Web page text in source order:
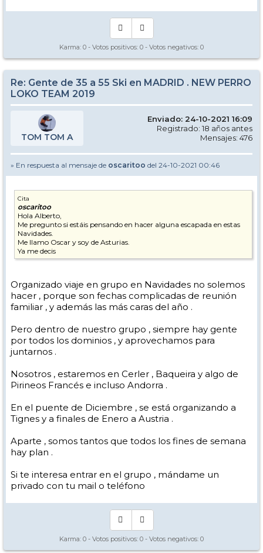
Karma: 0 - Votos positivos: 0 - Votos negativos: 0
Re: Gente de 35 a 55 Ski en MADRID . NEW PERRO
LOKO TEAM 2019
TOM TOM A
Enviado: 24-10-2021 16:09
Registrado: 18 años antes
Mensajes: 476
» En respuesta al mensaje de oscaritoo del 24-10-2021 00:46
Cita
oscaritoo
Hola Alberto,
Me pregunto si estáis pensando en hacer alguna escapada en estas
Navidades.
Me llamo Oscar y soy de Asturias.
Ya me decis
Organizado viaje en grupo en Navidades no solemos
hacer , porque son fechas complicadas de reunión
familiar , y además las más caras del año .
Pero dentro de nuestro grupo , siempre hay gente
por todos los dominios , y aprovechamos para
juntarnos .
Nosotros , estaremos en Cerler , Baqueira y algo de
Pirineos Francés e incluso Andorra .
En el puente de Diciembre , se está organizando a
Tignes y a finales de Enero a Austria .
Aparte , somos tantos que todos los fines de semana
hay plan .
Si te interesa entrar en el grupo , mándame un
privado con tu mail o teléfono
Karma: 0 - Votos positivos: 0 - Votos negativos: 0